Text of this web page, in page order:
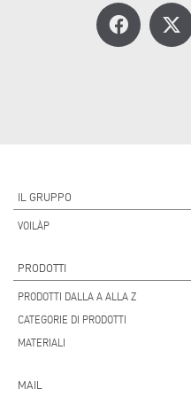
IL GRUPPO
VOILÀP
PRODOTTI
PRODOTTI DALLA A ALLA Z
CATEGORIE DI PRODOTTI
MATERIALI
MAIL